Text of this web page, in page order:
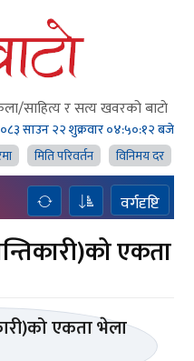
साहित्य र सत्य खवरको बाटाे
साउन २२ शुक्रवार०४:५०:१३ बजे
मिति परिवर्तन विनिमय दर
वर्गदृष्टि
एकता